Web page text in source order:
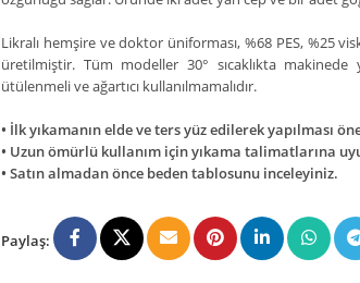
Likralı hemşire ve doktor üniforması, %68 PES, %25
üretilmiştir. Tüm modeller 30° sıcaklıkta makinede
ütülenmeli ve ağartıcı kullanılmamalıdır.
• İlk yıkamanın elde ve ters yüz edilerek yapılması
• Uzun ömürlü kullanım için yıkama talimatlarına
• Satın almadan önce beden tablosunu inceleyiniz.
Paylaş: